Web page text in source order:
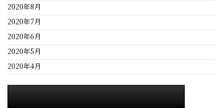
2020年8月
2020年7月
2020年6月
2020年5月
2020年4月